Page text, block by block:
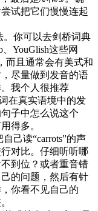
试把它们慢慢连起
。你可以去剑桥词典
、YouGlish这些网
而且通常会有美式和
尽量做到发音的语
我个人很推荐
在真实语境中的发
子中怎么说这个
得多。
己读“carrots”的声
对比。仔细听听哪
到位？或者重音错
的问题，然后有针
你看不见自己的